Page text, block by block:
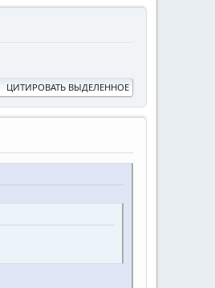
ЦИТИРОВАТЬ ВЫДЕЛЕННОЕ